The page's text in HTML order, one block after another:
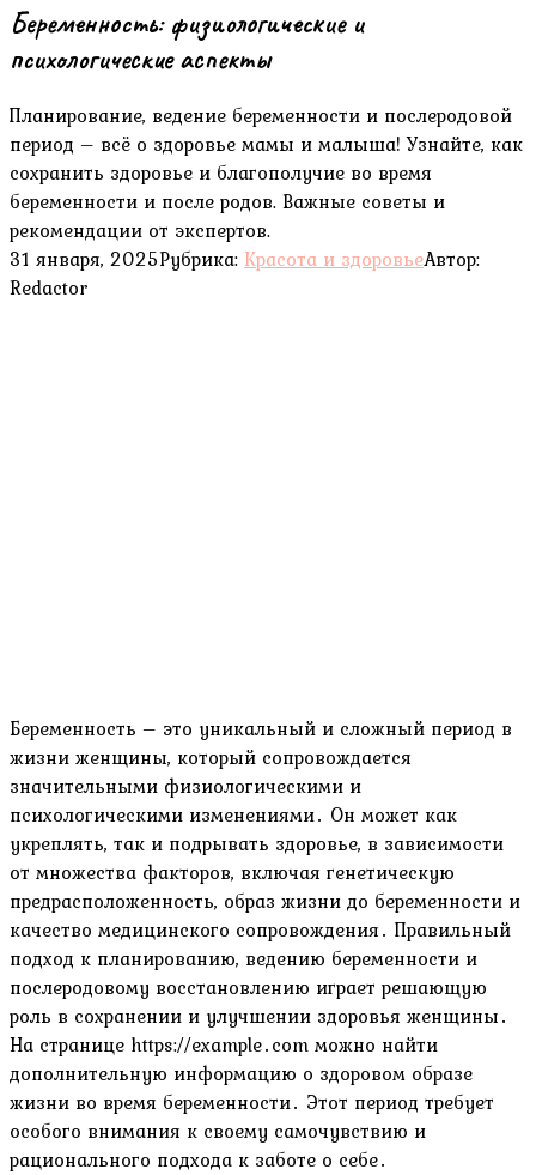
Беременность: физиологические и
психологические аспекты
Планирование, ведение беременности и послеродовой
период – всё о здоровье мамы и малыша! Узнайте, как
сохранить здоровье и благополучие во время
беременности и после родов. Важные советы и
рекомендации от экспертов.
31 января, 2025Рубрика: Красота и здоровьеАвтор:
Redactor
Беременность – это уникальный и сложный период в
жизни женщины, который сопровождается
значительными физиологическими и
психологическими изменениями․ Он может как
укреплять, так и подрывать здоровье, в зависимости
от множества факторов, включая генетическую
предрасположенность, образ жизни до беременности и
качество медицинского сопровождения․ Правильный
подход к планированию, ведению беременности и
послеродовому восстановлению играет решающую
роль в сохранении и улучшении здоровья женщины․
На странице https://example․com можно найти
дополнительную информацию о здоровом образе
жизни во время беременности․ Этот период требует
особого внимания к своему самочувствию и
рационального подхода к заботе о себе․